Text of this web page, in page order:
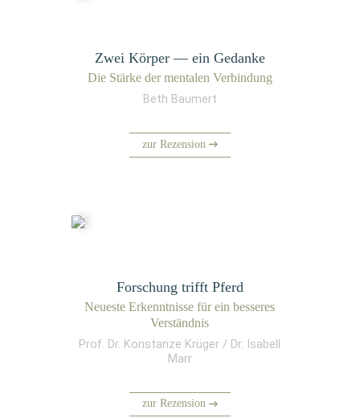
Zwei Körper — ein Gedanke
Die Stär­ke der men­ta­len Verbindung
Beth Baumert
zur Rezension
Forschung trifft Pferd
Neu­es­te Erkennt­nis­se für ein bes­se­res
Verständnis
Prof. Dr. Konstanze Krüger / Dr. Isabell
Marr
zur Rezension